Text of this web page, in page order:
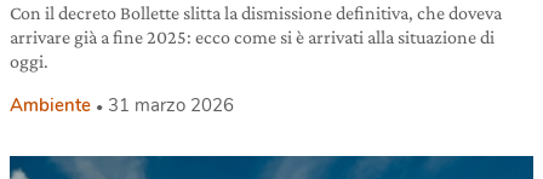
Con il decreto Bollette slitta la dismissione definitiva, che doveva
arrivare già a fine 2025: ecco come si è arrivati alla situazione di
oggi.
Ambiente 31 marzo 2026